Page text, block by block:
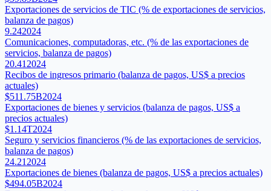
Exportaciones de servicios de TIC (% de exportaciones de servicios,
balanza de pagos)
9.242024
Comunicaciones, computadoras, etc. (% de las exportaciones de
servicios, balanza de pagos)
20.41 2024
Recibos de ingresos primario (balanza de pagos, US$ a precios
actuales)
$511.75B2024
Exportaciones de bienes y servicios (balanza de pagos, US$ a
precios actuales)
$1.14T2024
Seguro y servicios financieros (% de las exportaciones de servicios,
balanza de pagos)
24.21 2024
Exportaciones de bienes (balanza de pagos, US$ a precios actuales)
$494.05B2024